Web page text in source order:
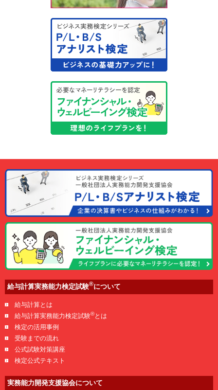
給与計算実務能力検定試験®について
給与計算とは
給与計算実務能力検定試験®とは
検定の活用事例
受験までの流れ
公式試験対策講座
検定公式テキスト
実務能力開発支援協会について